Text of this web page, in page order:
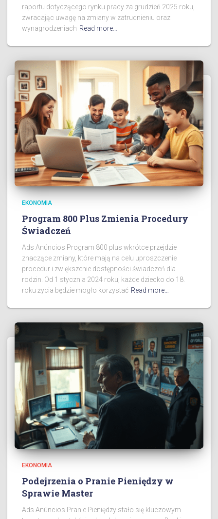
raportu dotyczącego rynku pracy za grudzień 2025 roku,
zwracając uwagę na zmiany w zatrudnieniu oraz
wynagrodzeniach Read more…
EKONOMIA
Program 800 Plus Zmienia Procedury
Świadczeń
Ads Anúncios Program 800 plus wkrótce przejdzie
znaczące zmiany, które mają na celu uproszczenie
procedur i zwiększenie dostępności świadczeń dla
rodzin. Od 1 stycznia 2024 roku, każde dziecko do 18.
roku życia będzie mogło korzystać Read more…
EKONOMIA
Podejrzenia o Pranie Pieniędzy w
Sprawie Master
Ads Anúncios Pranie Pieniędzy stało się kluczowym